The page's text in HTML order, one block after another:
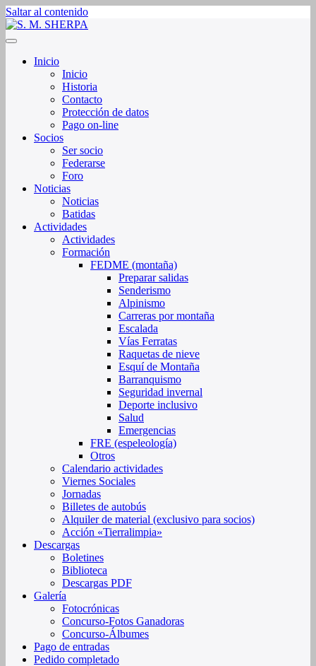
Saltar al contenido
S. M. SHERPA
Sociedad de Montaña Sherpa de La Rioja
Inicio
Inicio
Historia
Contacto
Protección de datos
Pago on-line
Socios
Ser socio
Federarse
Foro
Noticias
Noticias
Batidas
Actividades
Actividades
Formación
FEDME (montaña)
Preparar salidas
Senderismo
Alpinismo
Carreras por montaña
Escalada
Vías Ferratas
Raquetas de nieve
Esquí de Montaña
Barranquismo
Seguridad invernal
Deporte inclusivo
Salud
Emergencias
FRE (espeleología)
Otros
Calendario actividades
Viernes Sociales
Jornadas
Billetes de autobús
Alquiler de material (exclusivo para socios)
Acción «Tierralimpia»
Descargas
Boletines
Biblioteca
Descargas PDF
Galería
Fotocrónicas
Concurso-Fotos Ganadoras
Concurso-Álbumes
Pago de entradas
Pedido completado